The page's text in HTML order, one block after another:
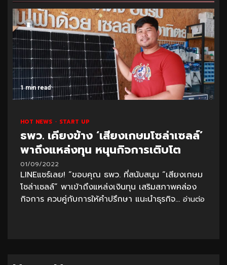
1 min read
HOT NEWS START UP
ธพว. เคียงข้าง ‘เสียงเกษมโซล่าเซลล์’
พาถึงแหล่งทุน หนุนกิจการเติบโต
01/09/2022
LINEแชร์เลย! “ขอบคุณ ธพว. ที่สนับสนุน “เสียงเกษม
โซล่าเซลล์” พาเข้าถึงแหล่งเงินทุน เสริมสภาพคล่อง
กิจการ ควบคู่กับการให้คำปรึกษา แนะนำธุรกิจ... อ่านต่อ